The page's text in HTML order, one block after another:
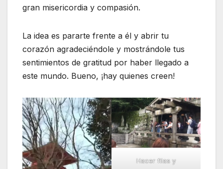
gran misericordia y compasión.
La idea es pararte frente a él y abrir tu
corazón agradeciéndole y mostrándole tus
sentimientos de gratitud por haber llegado a
este mundo. Bueno, ¡hay quienes creen!
Hacer filas y